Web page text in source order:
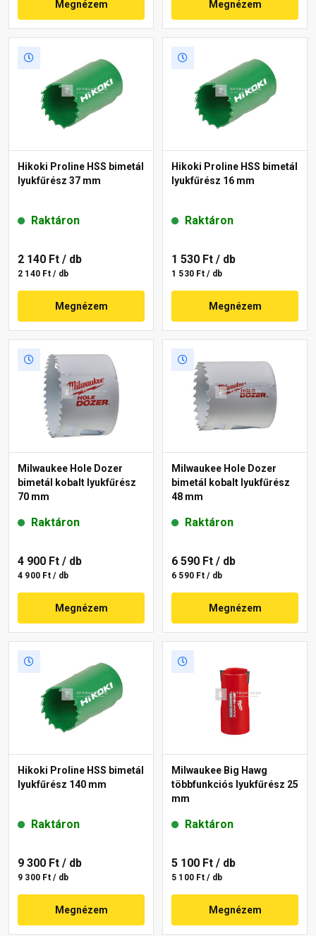
Megnézem Megnézem
Hikoki Proline HSS bimetál
lyukfűrész 37 mm
Raktáron
2 140 Ft / db
2 140 Ft / db
Megnézem
Hikoki Proline HSS bimetál
lyukfűrész 16 mm
Raktáron
1 530 Ft / db
1 530 Ft / db
Megnézem
Milwaukee Hole Dozer
bimetál kobalt lyukfűrész
70 mm
Raktáron
4 900 Ft / db
4 900 Ft / db
Megnézem
Milwaukee Hole Dozer
bimetál kobalt lyukfűrész
48 mm
Raktáron
6 590 Ft / db
6 590 Ft / db
Megnézem
Hikoki Proline HSS bimetál
lyukfűrész 140 mm
Raktáron
9 300 Ft / db
9 300 Ft / db
Megnézem
Milwaukee Big Hawg
többfunkciós lyukfűrész 25
mm
Raktáron
5 100 Ft / db
5 100 Ft / db
Megnézem